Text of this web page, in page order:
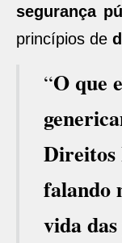
segurança
princípios de
“O que
Direitos
falando
vida